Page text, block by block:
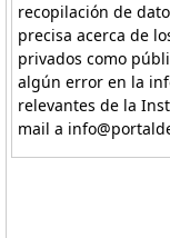
recopilación de
precisa acerca de
privados como
algún error en la
relevantes de la
mail a